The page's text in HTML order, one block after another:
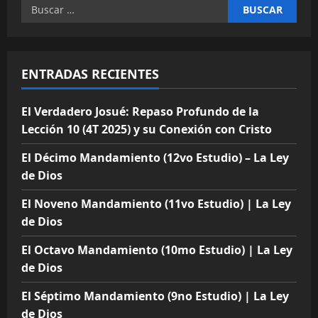
a
Buscar:
ENTRADAS RECIENTES
El Verdadero Josué: Repaso Profundo de la
Lección 10 (4T 2025) y su Conexión con Cristo
El Décimo Mandamiento (12vo Estudio) – La Ley
de Dios
El Noveno Mandamiento (11vo Estudio) | La Ley
de Dios
El Octavo Mandamiento (10mo Estudio) | La Ley
de Dios
El Séptimo Mandamiento (9no Estudio) | La Ley
de Dios